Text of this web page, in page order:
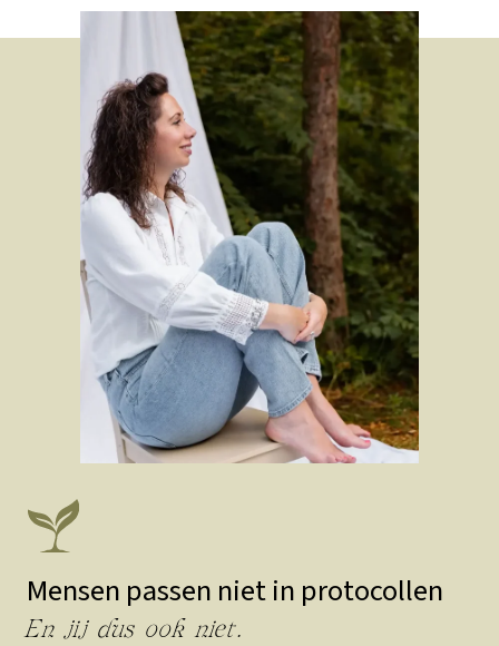
Mensen passen niet in protocollen
En jij dus ook niet.